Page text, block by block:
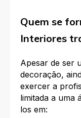
Quem se
Interiores
Apesar de ser
decoração,
exercer a
limitada a uma
los em: